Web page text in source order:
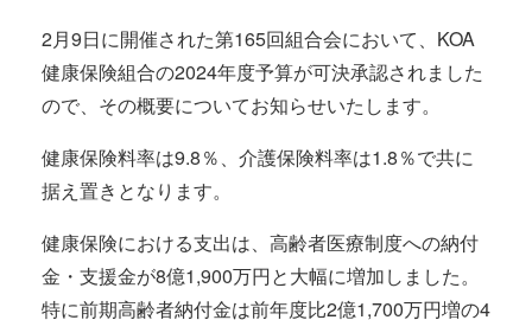
2月9日に開催された第165回組合会において、KOA
健康保険組合の2024年度予算が可決承認されました
ので、その概要についてお知らせいたします。
健康保険料率は9.8％、介護保険料率は1.8％で共に
据え置きとなります。
健康保険における支出は、高齢者医療制度への納付
金・支援金が8億1,900万円と大幅に増加しました。
特に前期高齢者納付金は前年度比2億1,700万円増の4